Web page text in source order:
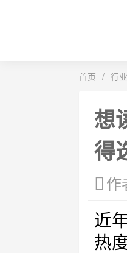
首页 / 行
想
得
作
近
热